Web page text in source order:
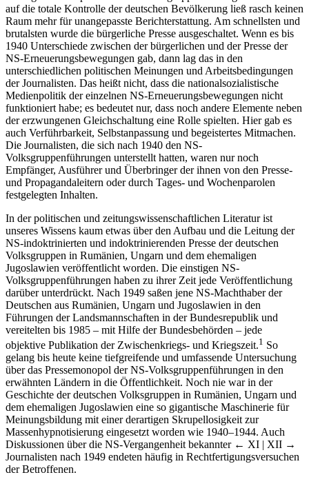
auf die totale Kontrolle der deutschen Bevölkerung ließ rasch keinen
Raum mehr für unangepasste Berichterstattung. Am schnellsten und
brutalsten wurde die bürgerliche Presse ausgeschaltet. Wenn es bis
1940 Unterschiede zwischen der bürgerlichen und der Presse der
NS-Erneuerungsbewegungen gab, dann lag das in den
unterschiedlichen politischen Meinungen und Arbeitsbedingungen
der Journalisten. Das heißt nicht, dass die nationalsozialistische
Medienpolitik der einzelnen NS-Erneuerungsbewegungen nicht
funktioniert habe; es bedeutet nur, dass noch andere Elemente neben
der erzwungenen Gleichschaltung eine Rolle spielten. Hier gab es
auch Verführbarkeit, Selbstanpassung und begeistertes Mitmachen.
Die Journalisten, die sich nach 1940 den NS-
Volksgruppenführungen unterstellt hatten, waren nur noch
Empfänger, Ausführer und Überbringer der ihnen von den Presse-
und Propagandaleitern oder durch Tages- und Wochenparolen
festgelegten Inhalten.
In der politischen und zeitungswissenschaftlichen Literatur ist
unseres Wissens kaum etwas über den Aufbau und die Leitung der
NS-indoktrinierten und indoktrinierenden Presse der deutschen
Volksgruppen in Rumänien, Ungarn und dem ehemaligen
Jugoslawien veröffentlicht worden. Die einstigen NS-
Volksgruppenführungen haben zu ihrer Zeit jede Veröffentlichung
darüber unterdrückt. Nach 1949 saßen jene NS-Machthaber der
Deutschen aus Rumänien, Ungarn und Jugoslawien in den
Führungen der Landsmannschaften in der Bundesrepublik und
vereitelten bis 1985 – mit Hilfe der Bundesbehörden – jede
objektive Publikation der Zwischenkriegs- und Kriegszeit.1 So
gelang bis heute keine tiefgreifende und umfassende Untersuchung
über das Pressemonopol der NS-Volksgruppenführungen in den
erwähnten Ländern in die Öffentlichkeit. Noch nie war in der
Geschichte der deutschen Volksgruppen in Rumänien, Ungarn und
dem ehemaligen Jugoslawien eine so gigantische Maschinerie für
Meinungsbildung mit einer derartigen Skrupellosigkeit zur
Massenhypnotisierung eingesetzt worden wie 1940–1944. Auch
Diskussionen über die NS-Vergangenheit bekannter ← XI | XII →
Journalisten nach 1949 endeten häufig in Rechtfertigungsversuchen
der Betroffenen.